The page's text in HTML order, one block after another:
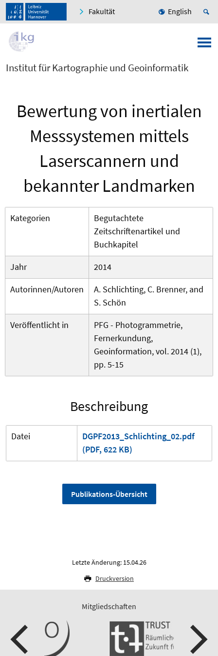
Fakultät English
Institut für Kartographie und Geoinformatik
Bewertung von inertialen
Messsystemen mittels
Laserscannern und
bekannter Landmarken
Kategorien
Begutachtete
Zeitschriftenartikel und
Buchkapitel
Jahr
2014
Autorinnen/Autoren
A. Schlichting, C. Brenner, and
S. Schön
Veröffentlicht in
PFG - Photogrammetrie,
Fernerkundung,
Geoinformation, vol. 2014 (1),
pp. 5-15
Beschreibung
Datei
DGPF2013_Schlichting_02.pdf
(PDF, 622 KB)
Publikations-Übersicht
Letzte Änderung: 15.04.26
Druckversion
Mitgliedschaften